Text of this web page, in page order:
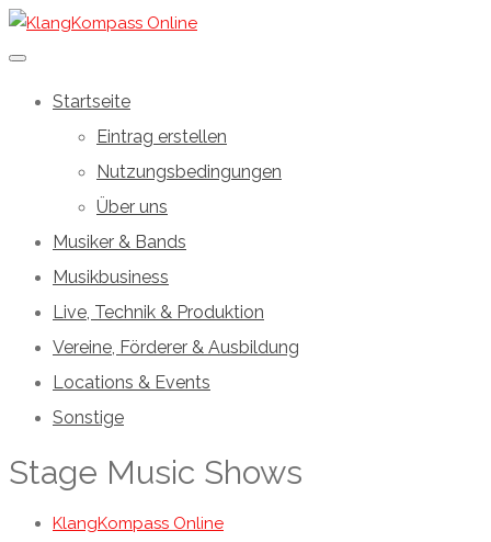
Startseite
Eintrag erstellen
Nutzungsbedingungen
Über uns
Musiker & Bands
Musikbusiness
Live, Technik & Produktion
Vereine, Förderer & Ausbildung
Locations & Events
Sonstige
Stage Music Shows
KlangKompass Online